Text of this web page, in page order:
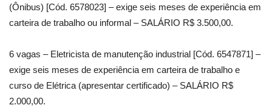
(Ônibus) [Cód. 6578023] – exige seis meses de experiência em
carteira de trabalho ou informal – SALÁRIO R$ 3.500,00.
6 vagas – Eletricista de manutenção industrial [Cód. 6547871] –
exige seis meses de experiência em carteira de trabalho e
curso de Elétrica (apresentar certificado) – SALÁRIO R$
2.000,00.